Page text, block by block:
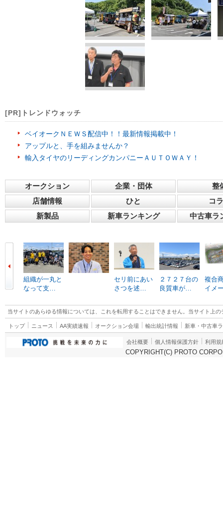
[PR]トレンドウォッチ
ベイオークＮＥＷＳ配信中！！最新情報掲載中！
アップルと、手を組みませんか？
輸入タイヤのリーディングカンパニーＡＵＴＯＷＡＹ！
オークション 企業・団体
整
店舗情報
ひと
コ
新製品
新車ランキング 中古車ラ
組織が一丸と
なって支…
セリ前にあい
さつを述…
２７２７台の
良質車が…
複合
イメ
当サイトのあらゆる情報については、これを転用することはできません。当サイト上
トップ ニュース AA実績速報 オークション会場 輸出統計情報 新車・中古車
会社概要 個人情報保護方針 利用規
COPYRIGHT(C) PROTO